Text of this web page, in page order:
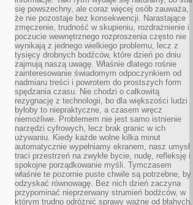
się powszechny, ale coraz więcej osób zauważa,
że nie pozostaje bez konsekwencji. Narastające
zmęczenie, trudność w skupieniu, rozdrażnienie i
poczucie wewnętrznego rozproszenia często nie
wynikają z jednego wielkiego problemu, lecz z
tysięcy drobnych bodźców, które dzień po dniu
zajmują naszą uwagę. Właśnie dlatego rośnie
zainteresowanie świadomym odpoczynkiem od
nadmiaru treści i powrotem do prostszych form
spędzania czasu. Nie chodzi o całkowitą
rezygnację z technologii, bo dla większości ludzi
byłoby to niepraktyczne, a czasem wręcz
niemożliwe. Problemem nie jest samo istnienie
narzędzi cyfrowych, lecz brak granic w ich
używaniu. Kiedy każde wolne kilka minut
automatycznie wypełniamy ekranem, nasz umysł
traci przestrzeń na zwykłe bycie, nudę, refleksję i
spokojne porządkowanie myśli. Tymczasem
właśnie te pozornie puste chwile są potrzebne, by
odzyskać równowagę. Bez nich dzień zaczyna
przypominać nieprzerwany strumień bodźców, w
którym trudno odróżnić sprawy ważne od błahych.